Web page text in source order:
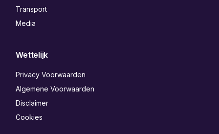
Transport
Media
Wettelijk
Privacy Voorwaarden
Algemene Voorwaarden
Disclaimer
Cookies